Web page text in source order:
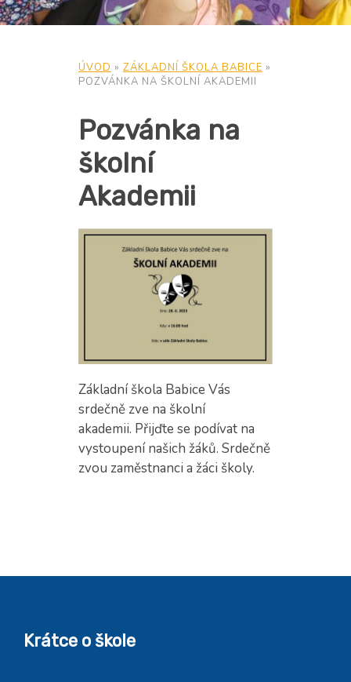
ÚVOD » ZÁKLADNÍ ŠKOLA BABICE »
POZVÁNKA NA ŠKOLNÍ AKADEMII
Pozvánka na
školní
Akademii
Základní škola Babice Vás
srdečně zve na školní
akademii. Přijďte se podívat na
vystoupení našich žáků. Srdečně
zvou zaměstnanci a žáci školy.
Krátce o škole